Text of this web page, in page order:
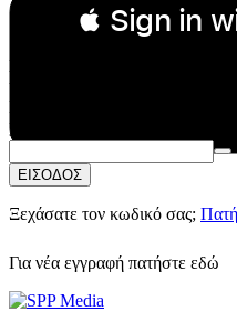
 Sign in
Συνεχίστε με Apple
ή
Email:
Κωδικός Πρόσβασης:
ΕΙΣΟΔΟΣ
Ξεχάσατε τον κωδικό σας;
Για νέα εγγραφή πατήστε εδώ